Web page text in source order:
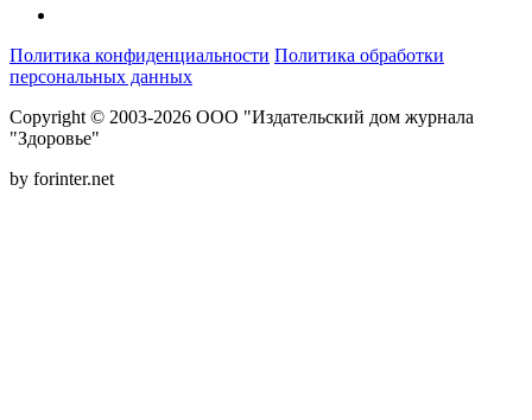
Политика конфиденциальности Политика обработки
персональных данных
Copyright © 2003-2026 ООО "Издательский дом журнала
"Здоровье"
by forinter.net